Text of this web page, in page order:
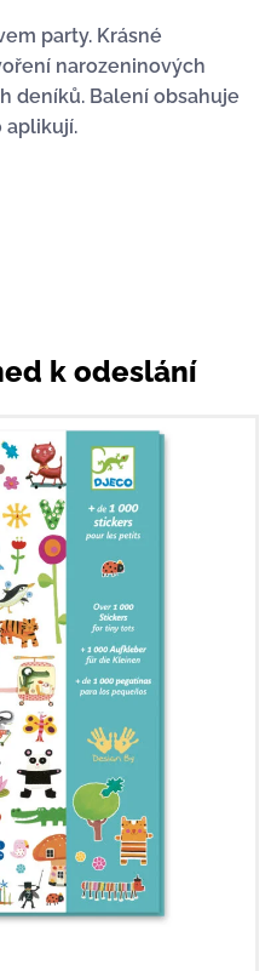
party. Krásné
narozeninových
deníků. Balení obsahuje
aplikují.
k odeslání